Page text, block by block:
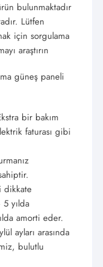
bulunmaktadır
Lütfen
için sorgulama
araştırın
güneş paneli
bir bakım
faturası gibi
dikkate
5 yılda
amorti eder.
ayları arasında
bulutlu